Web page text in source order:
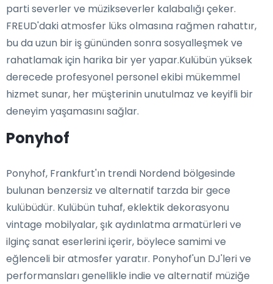
parti severler ve müzikseverler kalabalığı çeker.
FREUD'daki atmosfer lüks olmasına rağmen rahattır,
bu da uzun bir iş gününden sonra sosyalleşmek ve
rahatlamak için harika bir yer yapar.Kulübün yüksek
derecede profesyonel personel ekibi mükemmel
hizmet sunar, her müşterinin unutulmaz ve keyifli bir
deneyim yaşamasını sağlar.
Ponyhof
Ponyhof, Frankfurt'ın trendi Nordend bölgesinde
bulunan benzersiz ve alternatif tarzda bir gece
kulübüdür. Kulübün tuhaf, eklektik dekorasyonu
vintage mobilyalar, şık aydınlatma armatürleri ve
ilginç sanat eserlerini içerir, böylece samimi ve
eğlenceli bir atmosfer yaratır. Ponyhof'un DJ'leri ve
performansları genellikle indie ve alternatif müziğe